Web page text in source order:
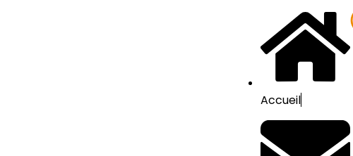
Accueil